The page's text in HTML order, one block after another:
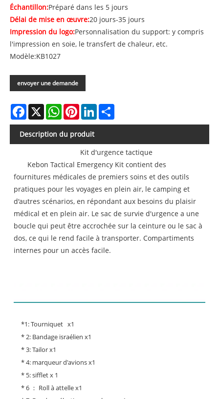
Échantillon:Préparé dans les 5 jours
Délai de mise en œuvre:20 jours-35 jours
Impression du logo:Personnalisation du support: y compris
l'impression en soie, le transfert de chaleur, etc.
Modèle:KB1027
envoyer une demande
Facebook
X WhatsAppPinterestLinkedIn
Description du produit
Kit d'urgence tactique
Kebon Tactical Emergency Kit contient des
fournitures médicales de premiers soins et des outils
pratiques pour les voyages en plein air, le camping et
d'autres scénarios, en répondant aux besoins du plaisir
médical et en plein air. Le sac de survie d'urgence a une
boucle qui peut être accrochée sur la ceinture ou le sac à
dos, ce qui le rend facile à transporter. Compartiments
internes pour un accès facile.
*1: Tourniquet x1
* 2: Bandage israélien x1
* 3: Tailor x1
* 4: marqueur d'avions x1
* 5: sifflet x 1
* 6 ： Roll à attelle x1